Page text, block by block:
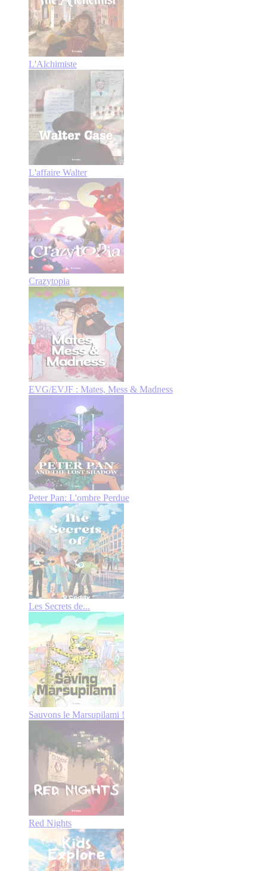
L'Alchimiste
L'affaire Walter
Crazytopia
EVG/EVJF : Mates, Mess & Madness
Peter Pan: L'ombre Perdue
Les Secrets de...
Sauvons le Marsupilami !
Red Nights